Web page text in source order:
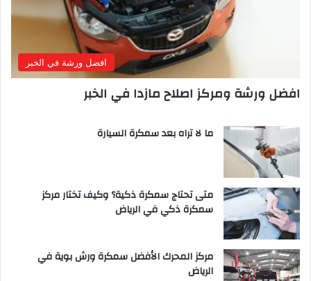
افضل ورشة في الخبر
افضل ورشة ومركز اصلاح مازدا في الخبر
ما لا تراه بعد سمكرة السيارة
متى تحتاج سمكرة ذكية؟ وكيف تختار مركز
سمكرة ذكي في الرياض
مركز المحرك الأفضل سمكرة ورش بوية في
الرياض